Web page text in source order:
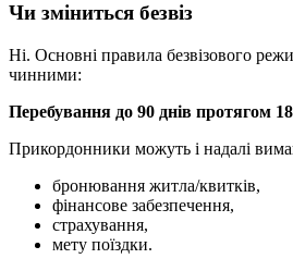
Чи зміниться безвіз
Ні. Основні правила безвізового
чинними:
Перебування до 90 днів протягом
Прикордонники можуть і надалі
бронювання житла/квитків,
фінансове забезпечення,
страхування,
мету поїздки.